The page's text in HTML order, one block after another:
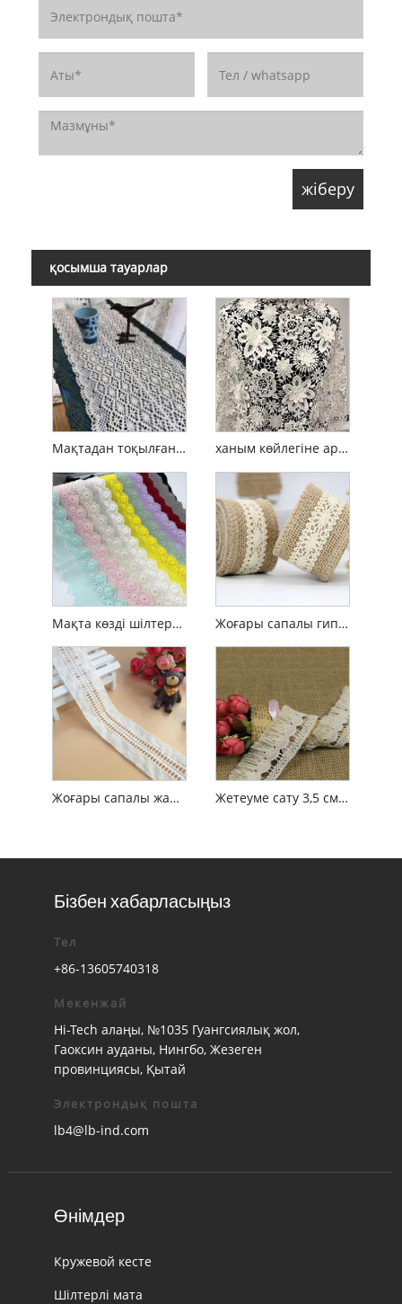
қосымша тауарлар
Мақтадан тоқылған шілтер Кружев ханым көйлегіне арналған шілтерлі матаны ойып тігу
Мақта көзді шілтерлі жиек Жоғары сапалы гипуекциялық шілтер
Жоғары сапалы жаңа дизайн Мақта үйлену тойы Матон маталары / еритін шілтер Жетеуме сату 3,5 см стиль 100% мақта поляк таспасы Мақта мата шірігі, мақта кірпігі
Бізбен хабарласыңыз
Тел
+86-13605740318
Мекенжай
Hi-Tech алаңы, №1035 Гуангсиялық жол,
Гаоксин ауданы, Нингбо, Жезеген
провинциясы, Қытай
Электрондық пошта
lb4@lb-ind.com
Өнімдер
Кружевой кесте
Шілтерлі мата